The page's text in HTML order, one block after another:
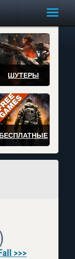
ШУТЕРЫ
БЕСПЛАТНЫЕ
>>>